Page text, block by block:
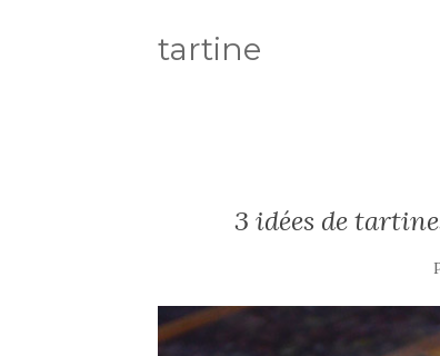
tartine
3 idées de